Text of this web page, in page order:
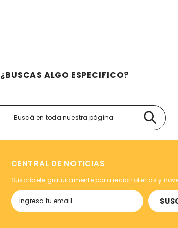
¿BUSCAS ALGO ESPECIFICO?
CENTRAL DE NOTICIAS
Suscríbete gratuitamente para recibir ofertas y